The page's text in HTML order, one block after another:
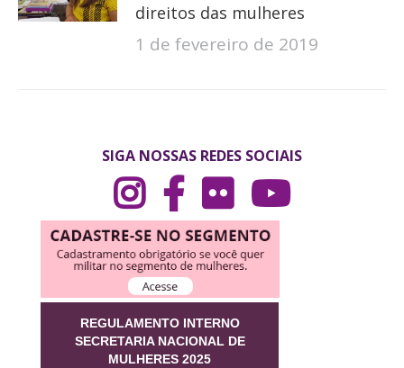
direitos das mulheres
1 de fevereiro de 2019
SIGA NOSSAS REDES SOCIAIS
REGULAMENTO INTERNO
SECRETARIA NACIONAL DE
MULHERES 2025